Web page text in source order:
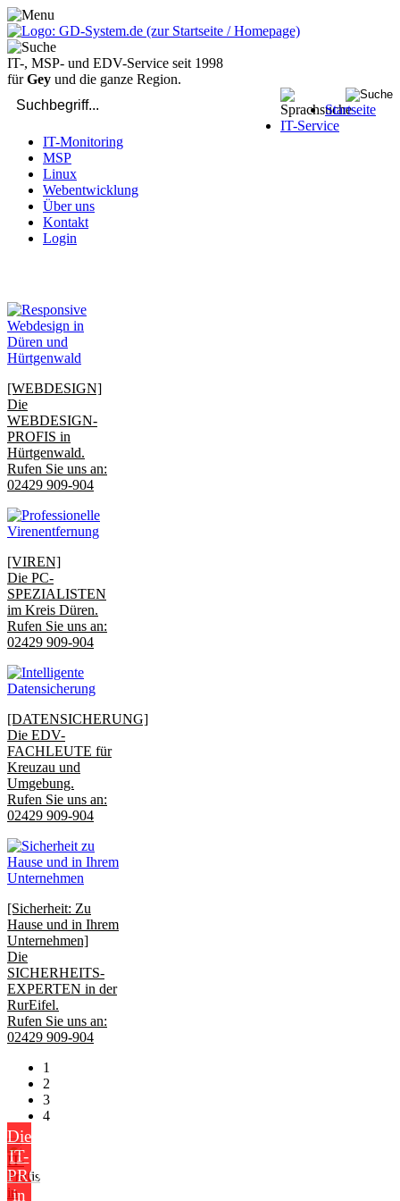
IT-, MSP- und EDV-Service seit 1998
fürGey und die ganze Region.
Startseite
IT-Service
IT-Monitoring
MSP
Linux
Webentwicklung
Über uns
Kontakt
Login
[WEBDESIGN]
Die
WEBDESIGN-
PROFIS in
Hürtgenwald.
Rufen Sie uns an:
02429 909-904
[VIREN]
Die PC-
SPEZIALISTEN
im Kreis Düren.
Rufen Sie uns an:
02429 909-904
[DATENSICHERUNG]
Die EDV-
FACHLEUTE für
Kreuzau und
Umgebung.
Rufen Sie uns an:
02429 909-904
[Sicherheit: Zu
Hause und in Ihrem
Unternehmen]
Die
SICHERHEITS-
EXPERTEN in der
RurEifel.
Rufen Sie uns an:
02429 909-904
1
2
3
4
Die
IT-
PROFIS
in